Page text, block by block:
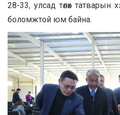
28-33, улсад төлөх
боломжтой юм байна.